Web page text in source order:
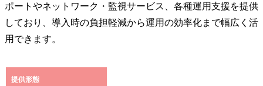
ポートやネットワーク・監視サービス、各種運用支援を提供
しており、導入時の負担軽減から運用の効率化まで幅広く活
用できます。
提供形態